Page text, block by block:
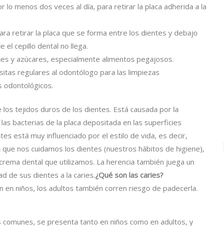
lo menos dos veces al día, para retirar la placa adherida a la
retirar la placa que se forma entre los dientes y debajo
el cepillo dental no llega.
y azúcares, especialmente alimentos pegajosos.
regulares al odontólogo para las limpiezas
odontológicos.
tejidos duros de los dientes. Está causada por la
bacterias de la placa depositada en las superficies
está muy influenciado por el estilo de vida, es decir,
nos cuidamos los dientes (nuestros hábitos de higiene),
dental que utilizamos. La herencia también juega un
de sus dientes a la caries.¿Qué son las caries?
en niños, los adultos también corren riesgo de padecerla.
comunes, se presenta tanto en niños como en adultos, y